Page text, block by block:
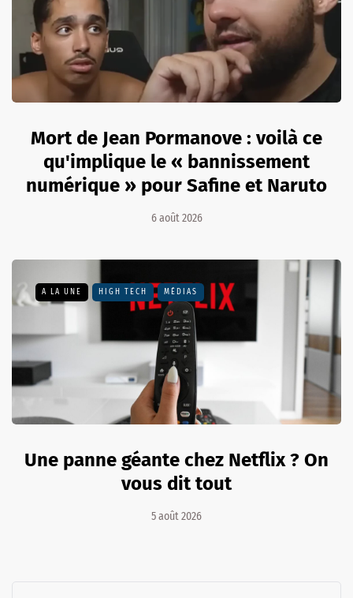
Mort de Jean Pormanove : voilà ce
qu'implique le « bannissement
numérique » pour Safine et Naruto
6 août 2026
A LA UNE HIGH TECH MÉDIAS
Une panne géante chez Netflix ? On
vous dit tout
5 août 2026